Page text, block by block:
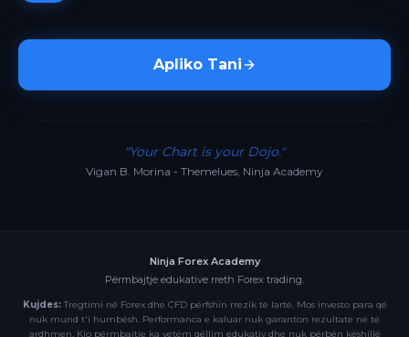
Apliko Tani
"Your Chart is your Dojo."
Vigan B. Morina - Themelues, Ninja Academy
Ninja Forex Academy
Përmbajtje edukative rreth Forex trading.
Kujdes:Tregtimi në Forex dhe CFD përfshin rrezik të lartë. Mos investo para që
nuk mund t'i humbësh. Performanca e kaluar nuk garanton rezultate në të
ardhmen. Kjo përmbajtje ka vetëm qëllim edukativ dhe nuk përbën këshillë